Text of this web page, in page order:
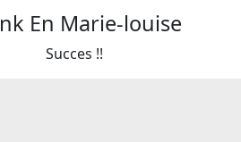
En Marie-louise
Succes !!